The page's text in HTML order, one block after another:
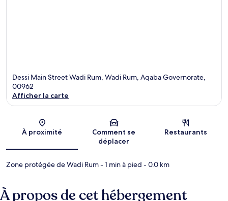
Dessi Main Street Wadi Rum, Wadi Rum, Aqaba Governorate,
00962
Afficher la carte
À proximité
Comment se
déplacer
Restaurants
Zone protégée de Wadi Rum- 1 min à pied - 0.0 km
À propos de cet hébergement